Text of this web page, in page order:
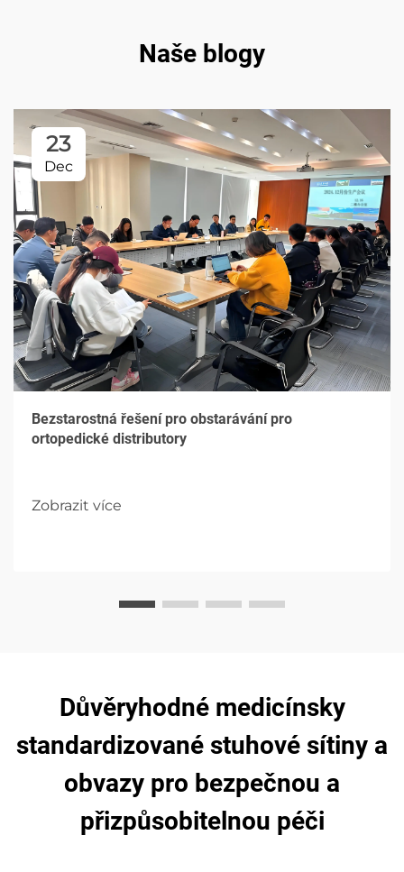
Naše blogy
23
Dec
Bezstarostná řešení pro obstarávání pro
ortopedické distributory
Zobrazit více
Důvěryhodné medicínsky
standardizované stuhové sítiny a
obvazy pro bezpečnou a
přizpůsobitelnou péči